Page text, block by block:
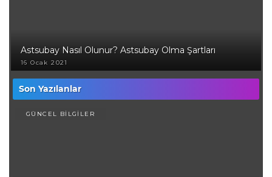
Astsubay Nasıl Olunur? Astsubay Olma Şartları
16 Ocak 2021
Son Yazılanlar
GÜNCEL BİLGİLER